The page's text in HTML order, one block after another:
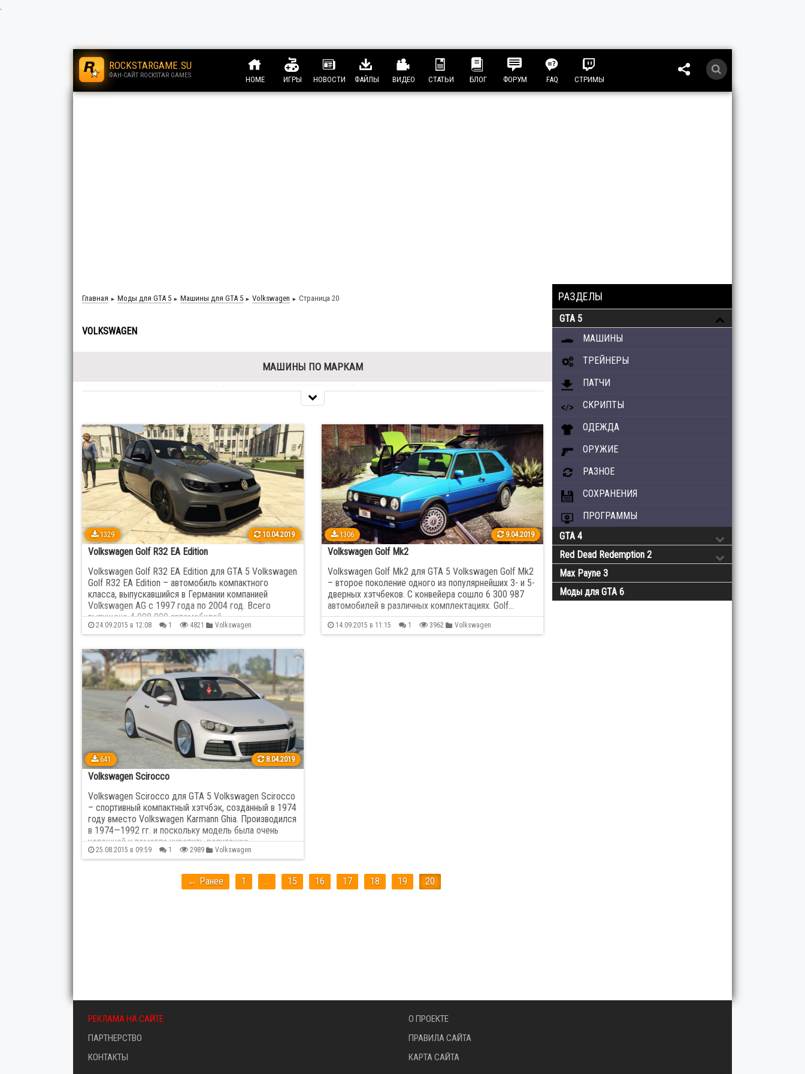
.
ROCKSTARGAME.SU
ФАН-САЙТ ROCKSTAR GAMES HOME ИГРЫ НОВОСТИ ФАЙЛЫ ВИДЕО СТАТЬИ БЛОГ ФОРУМ FAQ СТРИМЫ
.
Главная ► Моды для GTA 5 ► Машины для GTA 5 ► Volkswagen ► Страница 20
VOLKSWAGEN
МАШИНЫ ПО МАРКАМ
Audi125 Bentley25 BMW241
Bugatti18 Cadillac29 Chevrolet252
Chrysler Citroen Dodge 92
Ferrari 106 Fiat51 Ford255
GMC4 Honda87 Hummer9
Hyundai45 Infinity11 Jaguar31
Jeep40 Kenworth Kia24
Koenigsegg7 Lamborghini78 Land Rover25
Lexus39 Lotus11
Mazda 68 McLaren30
Mini4 Mitsubishi45
Opel Pagani Zonda13
Renault94 Rolls-Royce12
Seat 6 Shelby
Tesla5 Toyota 159
1329 10.04.2019
Volkswagen Golf R32 EA Edition
Volkswagen Golf R32 EA Edition для GTA 5 Volkswagen
Golf R32 EA Edition – автомобиль компактного
класса, выпускавшийся в Германии компанией
Volkswagen AG с 1997 года по 2004 год. Всего
выпущено 4 098 000 автомобилей….
24.09.2015 в 12:08 1 4821 Volkswagen
1306 9.04.2019
Volkswagen Golf Mk2
Volkswagen Golf Mk2 для GTA 5 Volkswagen Golf Mk2
– второе поколение одного из популярнейших 3- и 5-
дверных хэтчбеков. С конвейера сошло 6 300 987
автомобилей в различных комплектациях. Golf…
14.09.2015 в 11:15 1 3962 Volkswagen
641 8.04.2019
Volkswagen Scirocco
Volkswagen Scirocco для GTA 5 Volkswagen Scirocco
– спортивный компактный хэтчбэк, созданный в 1974
году вместо Volkswagen Karmann Ghia. Производился
в 1974—1992 гг. и поскольку модель была очень
успешной и помогла укрепить репутацию…
25.08.2015 в 09:59 1 2989 Volkswagen
← Ранее 1 … 15 16 17 18 19 20
РАЗДЕЛЫ
GTA 5
МАШИНЫ
ТРЕЙНЕРЫ
ПАТЧИ
СКРИПТЫ
ОДЕЖДА
ОРУЖИЕ
РАЗНОЕ
СОХРАНЕНИЯ
ПРОГРАММЫ
GTA 4
Red Dead Redemption 2
Max Payne 3
Моды для GTA 6
РЕКЛАМА НА САЙТЕ
ПАРТНЕРСТВО
КОНТАКТЫ
О ПРОЕКТЕ
ПРАВИЛА САЙТА
КАРТА САЙТА